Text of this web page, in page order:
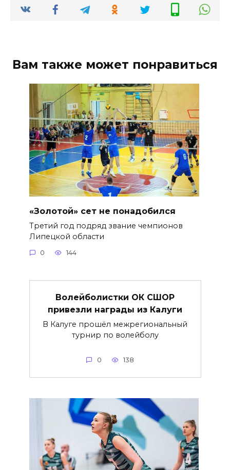
Вам также может понравиться
«Золотой» сет не понадобился
Третий год подряд звание чемпионов
Липецкой области
0 144
Волейболистки ОК СШОР
привезли награды из Калуги
В Калуге прошёл межрегиональный
турнир по волейболу
0 138